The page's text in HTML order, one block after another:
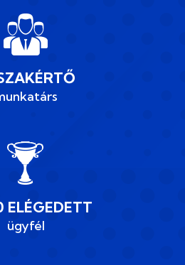
ELÉGEDETT
ügyfél